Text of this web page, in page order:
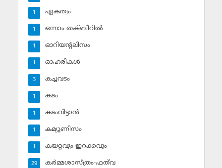
ഏകത്വം
1
ഒന്നാം തക്ബീറില്‍
1
ഓറിയന്റലിസം
1
ഓഹരികള്‍
1
കച്ചവടം
3
കടം
1
കടംവീട്ടാന്‍
1
കമ്യൂണിസം
1
കയറ്റവും ഇറക്കവും
1
കര്‍മ്മശാസ്ത്രം-ഫത്‌വ
29